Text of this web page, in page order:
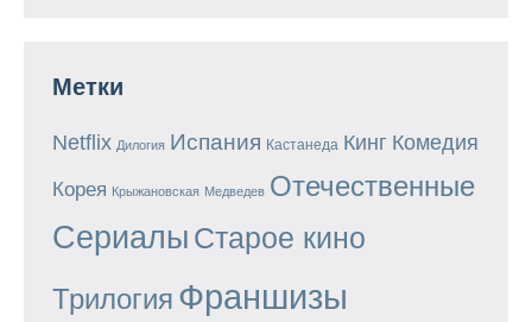
Метки
Netflix Дилогия Испания Кастанеда Кинг Комедия
Корея Крыжановская Медведев Отечественные
Сериалы Старое кино
Трилогия Франшизы